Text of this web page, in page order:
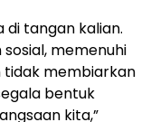
di tangan kalian.
memenuhi
tidak membiarkan
bentuk
kita,”